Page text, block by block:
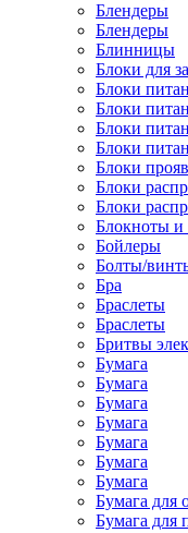
Блендеры
Блендеры
Блинницы
Блоки для
Блоки
Блоки
Блоки
Блоки
Блоки
Блоки
Блоки
Блокноты и
Бойлеры
Болты/
Бра
Браслеты
Браслеты
Бритвы
Бумага
Бумага
Бумага
Бумага
Бумага
Бумага
Бумага
Бумага для
Бумага для